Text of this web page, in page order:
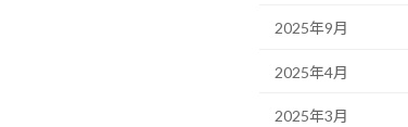
2025年9月
2025年4月
2025年3月